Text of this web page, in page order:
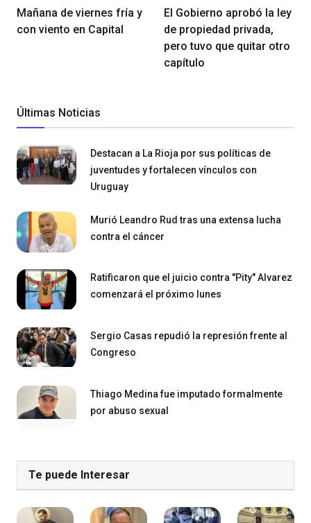
Mañana de viernes fría y
con viento en Capital
El Gobierno aprobó la ley
de propiedad privada,
pero tuvo que quitar otro
capítulo
Últimas Noticias
Destacan a La Rioja por sus políticas de
juventudes y fortalecen vínculos con
Uruguay
Murió Leandro Rud tras una extensa lucha
contra el cáncer
Ratificaron que el juicio contra "Pity" Alvarez
comenzará el próximo lunes
Sergio Casas repudió la represión frente al
Congreso
Thiago Medina fue imputado formalmente
por abuso sexual
Te puede Interesar